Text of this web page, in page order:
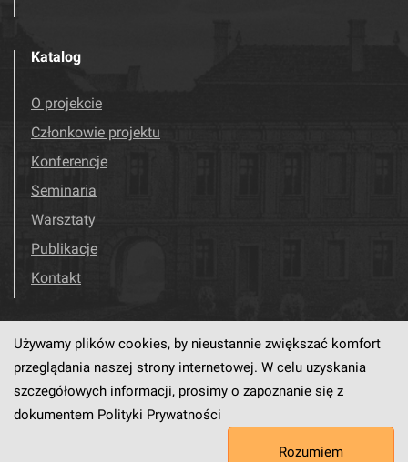
Katalog
O projekcie
Członkowie projektu
Konferencje
Seminaria
Warsztaty
Publikacje
Kontakt
Odwiedź nas! Facebook
Używamy plików cookies, by nieustannie zwiększać komfort
przeglądania naszej strony internetowej. W celu uzyskania
szczegółowych informacji, prosimy o zapoznanie się z
dokumentem Polityki Prywatności
Rozumiem